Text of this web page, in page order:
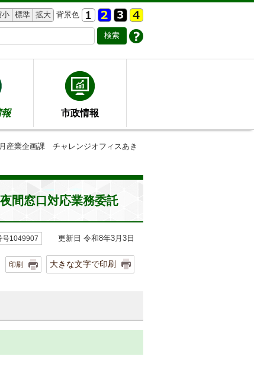
小 標準 拡大 背景色
市政情報
産業企画課 チャレンジオフィスあき
間窓口対応業務委託
号1049907 更新日 令和8年3月3日
印刷 大きな文字で印刷